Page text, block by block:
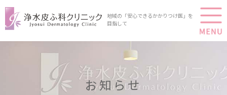
地域の「安心できるかかりつけ医」を
目指して
お知らせ